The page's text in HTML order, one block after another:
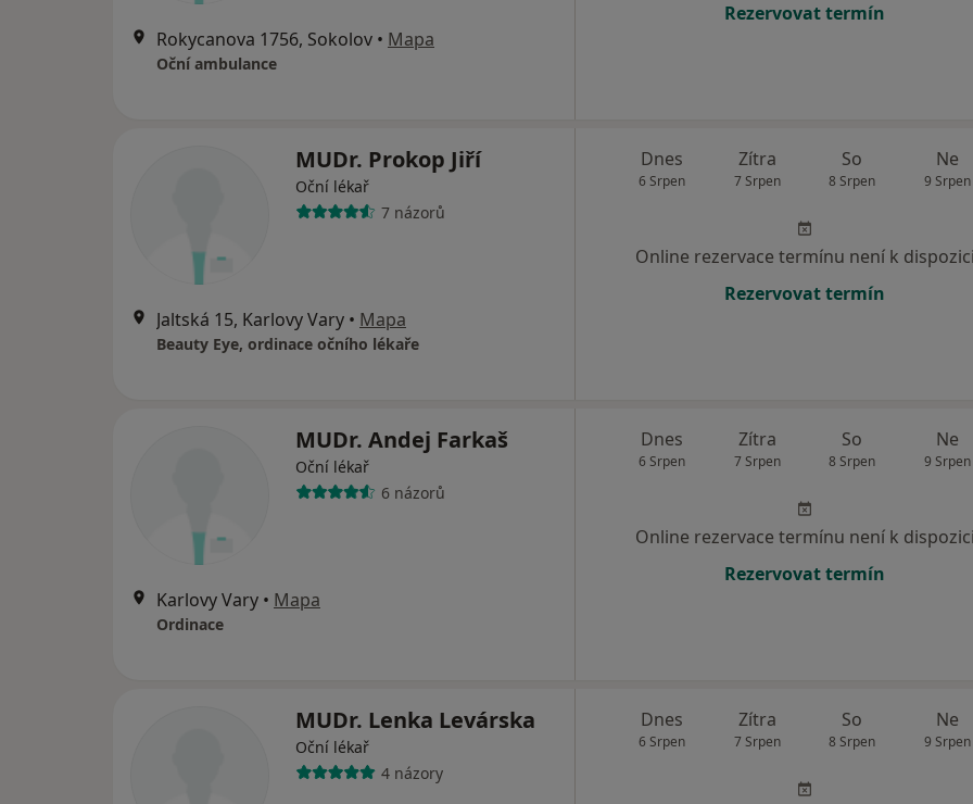
Rokycanova 1756, Sokolov • Mapa
Oční ambulance
Rezervovat termín
MUDr. Prokop Jiří
Oční lékař
7 názorů
Jaltská 15, Karlovy Vary • Mapa
Beauty Eye, ordinace očního lékaře
Dnes
6 Srpen
Zítra
7 Srpen
So
8 Srpen
Ne
9 Srpen
Online rezervace termínu není k dispozici
Rezervovat termín
MUDr. Andej Farkaš
Oční lékař
6 názorů
Karlovy Vary • Mapa
Ordinace
Dnes
6 Srpen
Zítra
7 Srpen
So
8 Srpen
Ne
9 Srpen
Online rezervace termínu není k dispozici
Rezervovat termín
MUDr. Lenka Levárska
Oční lékař
4 názory
Dnes
6 Srpen
Zítra
7 Srpen
So
8 Srpen
Ne
9 Srpen